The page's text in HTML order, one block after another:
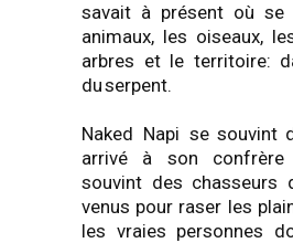
savait à présent où se
animaux, les oiseaux,
arbres et le territoire:
du serpent.
Naked Napi se souvint
arrivé à son
souvint des chasseurs
venus pour raser les
les vraies personnes